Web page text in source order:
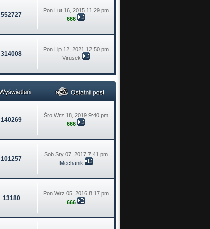
552727
Pon Lut 16, 2015 11:29 pm
666
314008
Pon Lip 12, 2021 12:50 pm
Virusek
140269
Śro Wrz 18, 2019 9:40 pm
666
101257
Sob Sty 07, 2017 7:41 pm
Mechanik
13180
Pon Wrz 05, 2016 8:17 pm
666